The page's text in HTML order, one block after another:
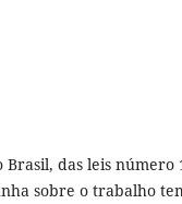
Brasil, das leis
sobre o trabalho